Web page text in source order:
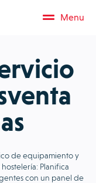
Menu
de equipamiento y
Planifica
con un panel de